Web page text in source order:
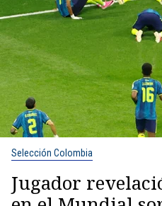
Selección Colombia
Jugador